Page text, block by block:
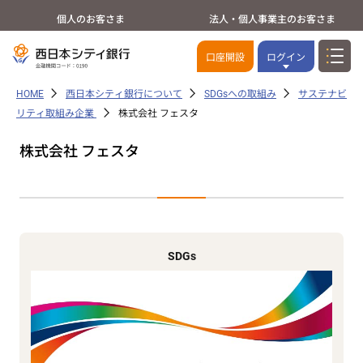
個人のお客さま 法人・個人事業主のお客さま
口座開設 ログイン
HOME 西日本シティ銀行について SDGsへの取組み
サステナビ
リティ取組み企業
株式会社 フェスタ
株式会社 フェスタ
SDGs